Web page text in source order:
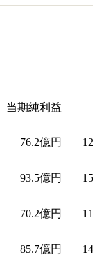
当期純利益
76.2億円
93.5億円
70.2億円
85.7億円